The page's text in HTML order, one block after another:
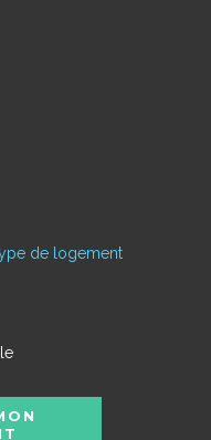
de logement